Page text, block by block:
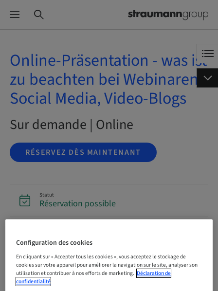
Online-Präsentation - was ist
zu beachten bei Webinaren,
Social Media, Video-Blogs
Sur demande | Online
RÉSERVEZ DÈS MAINTENANT
Statut
Réservation possible
Allemand
Points
0.00 Points
Configuration des cookies
En cliquant sur « Accepter tous les cookies », vous acceptez le stockage de
cookies sur votre appareil pour améliorer la navigation sur le site, analyser son
utilisation et contribuer à nos efforts de marketing. Déclaration de
confidentialité